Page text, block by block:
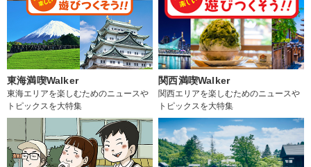
東海満喫Walker
東海エリアを楽しむためのニュースや
トピックスを大特集
関西満喫Walker
関西エリアを楽しむためのニュースや
トピックスを大特集